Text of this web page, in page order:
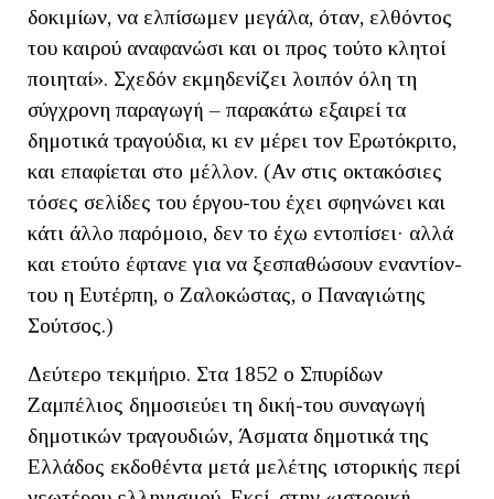
δοκιμίων, να ελπίσωμεν μεγάλα, όταν, ελθόντος
του καιρού αναφανώσι και οι προς τούτο κλητοί
ποιηταί». Σχεδόν εκμηδενίζει λοιπόν όλη τη
σύγχρονη παραγωγή – παρακάτω εξαιρεί τα
δημοτικά τραγούδια, κι εν μέρει τον Ερωτόκριτο,
και επαφίεται στο μέλλον. (Αν στις οκτακόσιες
τόσες σελίδες του έργου-του έχει σφηνώνει και
κάτι άλλο παρόμοιο, δεν το έχω εντοπίσει· αλλά
και ετούτο έφτανε για να ξεσπαθώσουν εναντίον-
του η Ευτέρπη, ο Ζαλοκώστας, ο Παναγιώτης
Σούτσος.)
Δεύτερο τεκμήριο. Στα 1852 ο Σπυρίδων
Ζαμπέλιος δημοσιεύει τη δική-του συναγωγή
δημοτικών τραγουδιών, Άσματα δημοτικά της
Ελλάδος εκδοθέντα μετά μελέτης ιστορικής περί